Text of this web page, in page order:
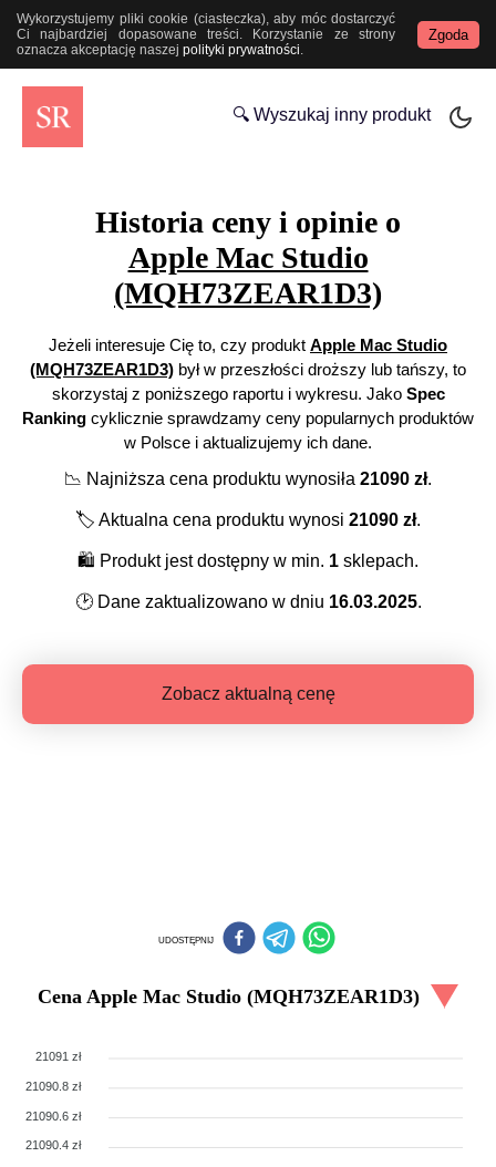
Wykorzystujemy pliki cookie (ciasteczka), aby móc dostarczyć
Ci najbardziej dopasowane treści. Korzystanie ze strony
oznacza akceptację naszej polityki prywatności.
Zgoda
🔍 Wyszukaj inny produkt
Historia ceny i opinie o
Apple Mac Studio
(MQH73ZEAR1D3)
Jeżeli interesuje Cię to, czy produkt Apple Mac Studio
(MQH73ZEAR1D3) był w przeszłości droższy lub tańszy, to
skorzystaj z poniższego raportu i wykresu. Jako Spec
Ranking cyklicznie sprawdzamy ceny popularnych produktów
w Polsce i aktualizujemy ich dane.
📉 Najniższa cena produktu wynosiła 21090 zł.
🏷️ Aktualna cena produktu wynosi 21090 zł.
🛍️ Produkt jest dostępny w min. 1 sklepach.
🕑Dane zaktualizowano w dniu 16.03.2025.
Zobacz aktualną cenę
UDOSTĘPNIJ
Cena Apple Mac Studio (MQH73ZEAR1D3)
21091 zł
21090.8 zł
21090.6 zł
21090.4 zł